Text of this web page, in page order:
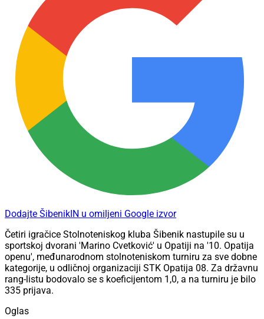
Dodajte ŠibenikIN u omiljeni Google izvor
Četiri igračice Stolnoteniskog kluba Šibenik nastupile su u
sportskoj dvorani 'Marino Cvetković' u Opatiji na '10. Opatija
openu', međunarodnom stolnoteniskom turniru za sve dobne
kategorije, u odličnoj organizaciji STK Opatija 08. Za državnu
rang-listu bodovalo se s koeficijentom 1,0, a na turniru je bilo
335 prijava.
Oglas